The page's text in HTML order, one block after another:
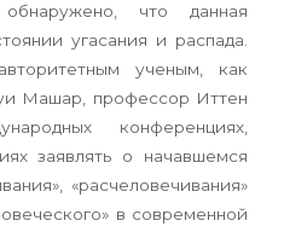
что данная
угасания и распада.
ученым, как
Машар, профессор Иттен
конференциях,
заявлять о начавшемся
», «расчеловечивания»
» в современной